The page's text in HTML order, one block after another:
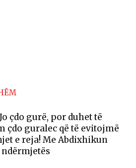
çdo gurë, por duhet të
çdo guralec që të evitojmë
e reja! Me Abdixhikun
ndërmjetës